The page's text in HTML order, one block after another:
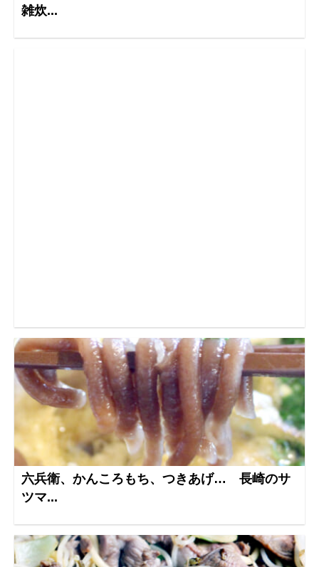
雑炊...
六兵衛、かんころもち、つきあげ… 長崎のサ
ツマ...